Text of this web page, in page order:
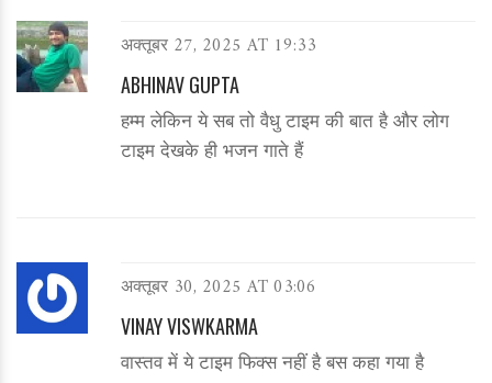
अक्तूबर 27, 2025 AT 19:33
ABHINAV GUPTA
हम्म लेकिन ये सब तो वैधु टाइम की बात है और लोग
टाइम देखके ही भजन गाते हैं
अक्तूबर 30, 2025 AT 03:06
VINAY VISWKARMA
वास्तव में ये टाइम फिक्स नहीं है बस कहा गया है